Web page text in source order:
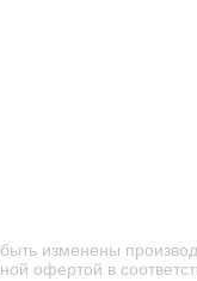
изменены
офертой в